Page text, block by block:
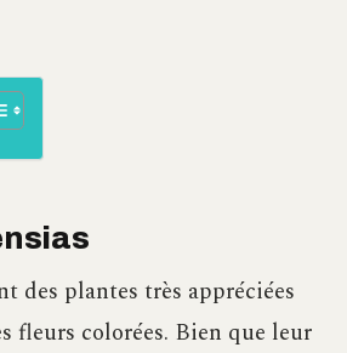
des plantes très appréciées
fleurs colorées. Bien que leur